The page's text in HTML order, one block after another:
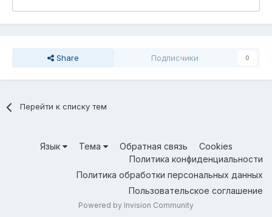
Share Подписчики 0
Перейти к списку тем
Язык Тема Обратная связь
Cookies
Политика конфиденциальности
Политика обработки персональных данных
Пользовательское соглашение
Powered by Invision Community